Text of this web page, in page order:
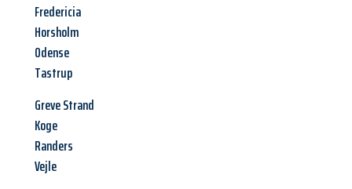
Fredericia
Horsholm
Odense
Tastrup
Greve Strand
Koge
Randers
Vejle